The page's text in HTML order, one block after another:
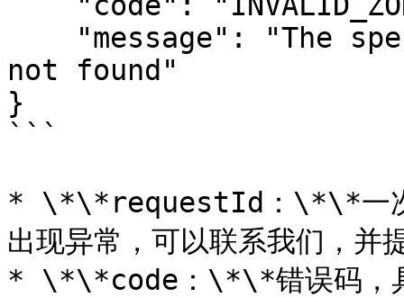
not found"
}
```
* \*\*requestId：\*\*一次
出现异常，可以联系我们，
* \*\*code：\*\*错误码，具